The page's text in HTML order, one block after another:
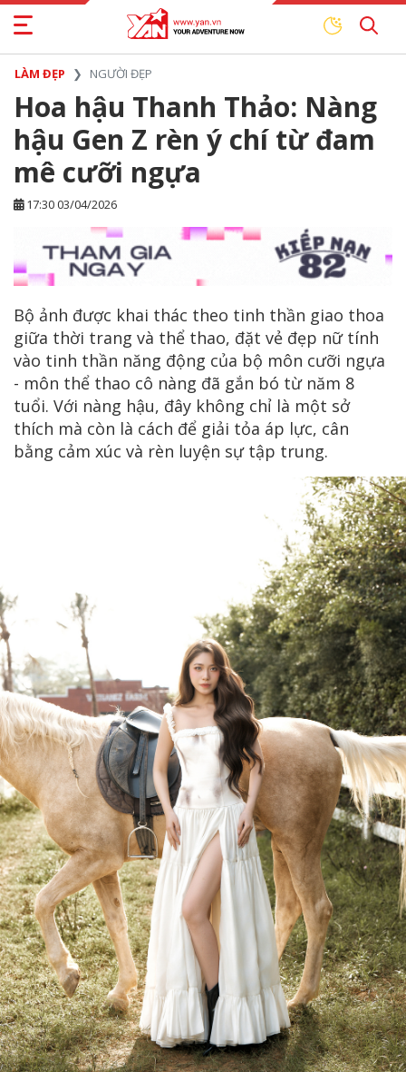
LÀM ĐẸP NGƯỜI ĐẸP
Hoa hậu Thanh Thảo: Nàng
hậu Gen Z rèn ý chí từ đam
mê cưỡi ngựa
17:30 03/04/2026
Bộ ảnh được khai thác theo tinh thần giao thoa
giữa thời trang và thể thao, đặt vẻ đẹp nữ tính
vào tinh thần năng động của bộ môn cưỡi ngựa
- môn thể thao cô nàng đã gắn bó từ năm 8
tuổi. Với nàng hậu, đây không chỉ là một sở
thích mà còn là cách để giải tỏa áp lực, cân
bằng cảm xúc và rèn luyện sự tập trung.